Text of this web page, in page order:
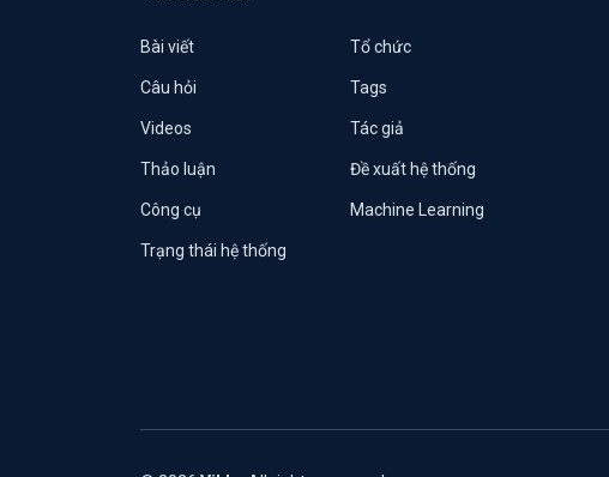
Bài viết Tổ chức
Câu hỏi Tags
Videos Tác giả
Thảo luận Đề xuất hệ thống
Công cụ Machine Learning
Trạng thái hệ thống